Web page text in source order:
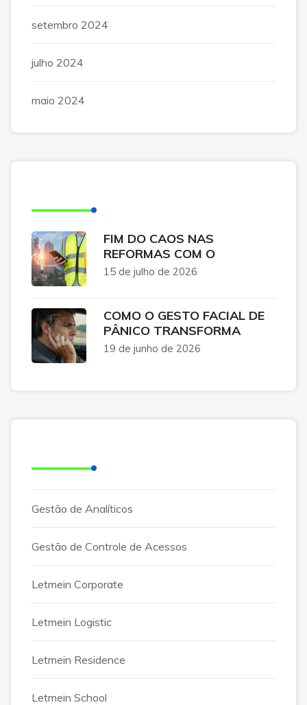
setembro 2024
julho 2024
maio 2024
FIM DO CAOS NAS
REFORMAS COM O
15 de julho de 2026
COMO O GESTO FACIAL DE
PÂNICO TRANSFORMA
19 de junho de 2026
Gestão de Analíticos
Gestão de Controle de Acessos
Letmein Corporate
Letmein Logistic
Letmein Residence
Letmein School